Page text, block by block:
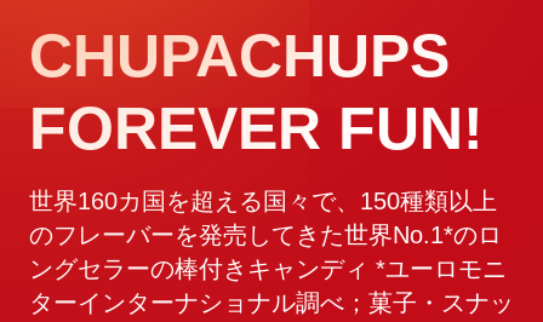
CHUPACHUPS
FOREVER FUN!
世界160カ国を超える国々で、150種類以上
のフレーバーを発売してきた世界No.1*のロ
ングセラーの棒付きキャンディ *ユーロモニ
ターインターナショナル調べ；菓子・スナッ